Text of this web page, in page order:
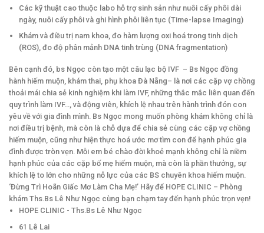
Các kỹ thuật cao thuộc labo hỗ trợ sinh sản như nuôi cấy phôi dài
ngày, nuôi cấy phôi và ghi hình phôi liên tục (Time-lapse Imaging)
Khám và điều trị nam khoa, đo hàm lượng oxi hoá trong tinh dịch
(ROS), đo độ phân mảnh DNA tinh trùng (DNA fragmentation)
Bên cạnh đó, bs Ngọc còn tạo một câu lạc bộ IVF – Bs Ngọc đồng
hành hiếm muộn, khám thai, phụ khoa Đà Nẵng– là nơi các cặp vợ chồng
thoải mái chia sẻ kinh nghiệm khi làm IVF, những thắc mắc liên quan đến
quy trình làm IVF…, và động viên, khích lệ nhau trên hành trình đón con
yêu về với gia đình mình. Bs Ngọc mong muốn phòng khám không chỉ là
nơi điều trị bệnh, mà còn là chỗ dựa để chia sẻ cùng các cặp vợ chồng
hiếm muộn, cũng như hiện thực hoá ước mơ tìm con để hạnh phúc gia
đình được tròn vẹn. Mỗi em bé chào đời khoẻ mạnh không chỉ là niềm
hạnh phúc của các cặp bố mẹ hiếm muộn, mà còn là phần thưởng, sự
khích lệ to lớn cho những nỗ lực của các BS chuyên khoa hiếm muộn.
‘Đừng Trì Hoãn Giấc Mơ Làm Cha Mẹ!’ Hãy để HOPE CLINIC – Phòng
khám Ths.Bs Lê Như Ngọc cùng bạn chạm tay đến hạnh phúc trọn vẹn!
HOPE CLINIC - Ths.Bs Lê Như Ngọc
61 Lê Lai